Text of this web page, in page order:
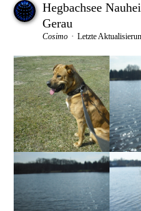
Hegbachsee
Gerau
Cosimo Letzte